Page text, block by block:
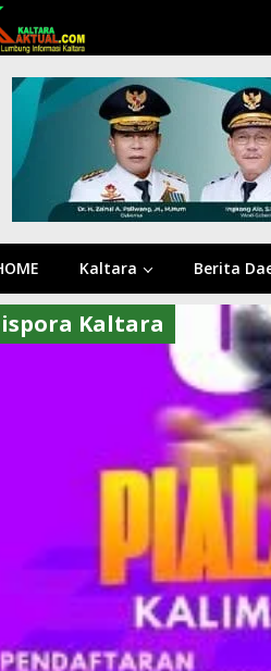
Kaltara Berita
Kaltara